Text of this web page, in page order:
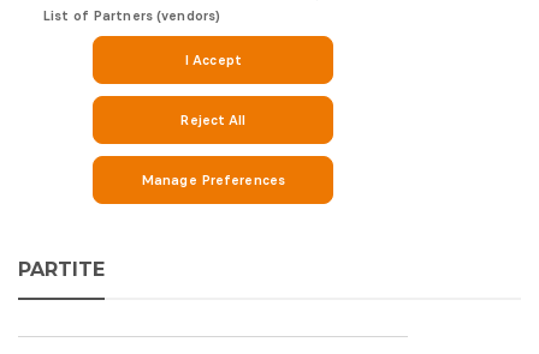
PARTITE